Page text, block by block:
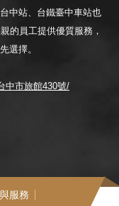
中站、台鐵臺中車站也
的員工提供優質服務，
選擇。
中市旅館430號/
與服務